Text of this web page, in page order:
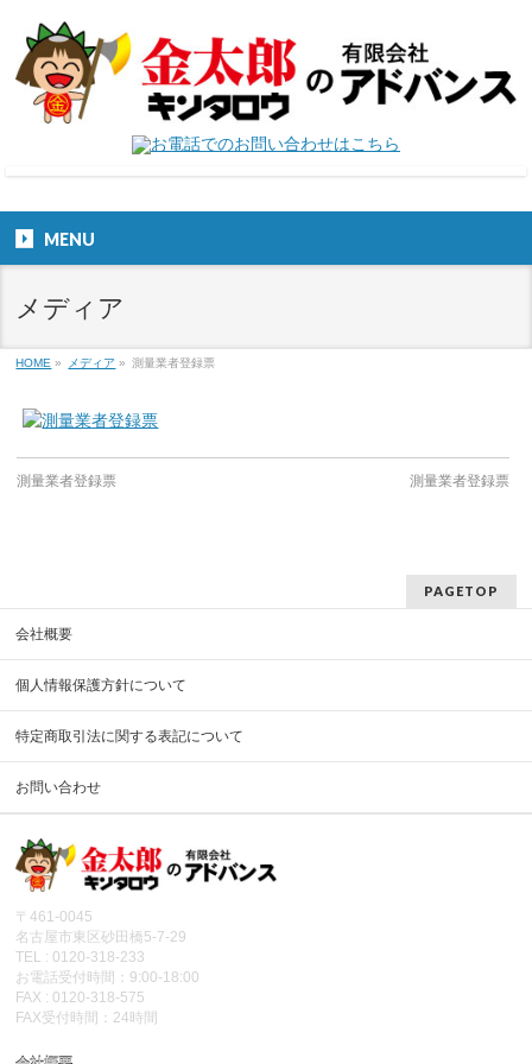
MENU
メディア
HOME » メディア » 測量業者登録票
測量業者登録票 測量業者登録票
PAGETOP
会社概要
個人情報保護方針について
特定商取引法に関する表記について
お問い合わせ
〒461-0045
名古屋市東区砂田橋5-7-29
TEL : 0120-318-233
お電話受付時間：9:00-18:00
FAX : 0120-318-575
FAX受付時間：24時間